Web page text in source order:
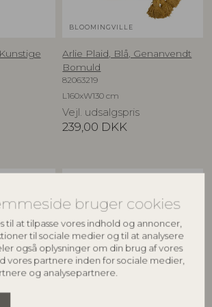
bruger cookies
til at tilpasse vores indhold og annoncer,
til sociale medier og til at analysere
også oplysninger om din brug af vores
vores partnere inden for sociale medier,
og analysepartnere.
BLOOMINGVILLE
Arlie Plaid, Blå, Genanvendt
Bomuld
82063219
L160xW130 cm
Vejl. udsalgspris
239,00 DKK